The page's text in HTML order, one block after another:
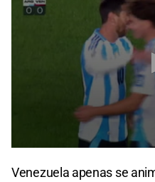
of
Venezuela apenas se